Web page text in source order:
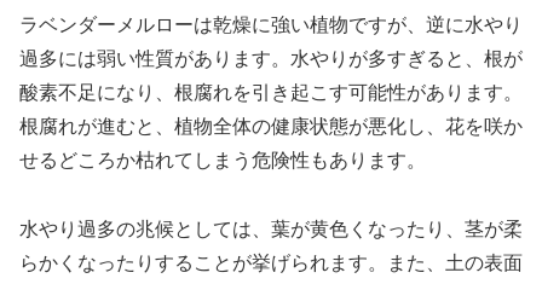
ラベンダーメルローは乾燥に強い植物ですが、逆に水やり
過多には弱い性質があります。水やりが多すぎると、根が
酸素不足になり、根腐れを引き起こす可能性があります。
根腐れが進むと、植物全体の健康状態が悪化し、花を咲か
せるどころか枯れてしまう危険性もあります。
水やり過多の兆候としては、葉が黄色くなったり、茎が柔
らかくなったりすることが挙げられます。また、土の表面